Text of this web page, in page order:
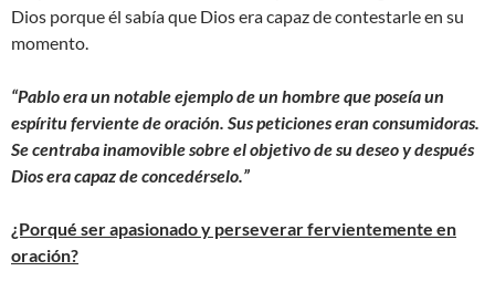
Dios porque él sabía que Dios era capaz de contestarle en su
momento.
“Pablo era un notable ejemplo de un hombre que poseía un
espíritu ferviente de oración. Sus peticiones eran consumidoras.
Se centraba inamovible sobre el objetivo de su deseo y después
Dios era capaz de concedérselo.”
¿Porqué ser apasionado y perseverar fervientemente en
oración?